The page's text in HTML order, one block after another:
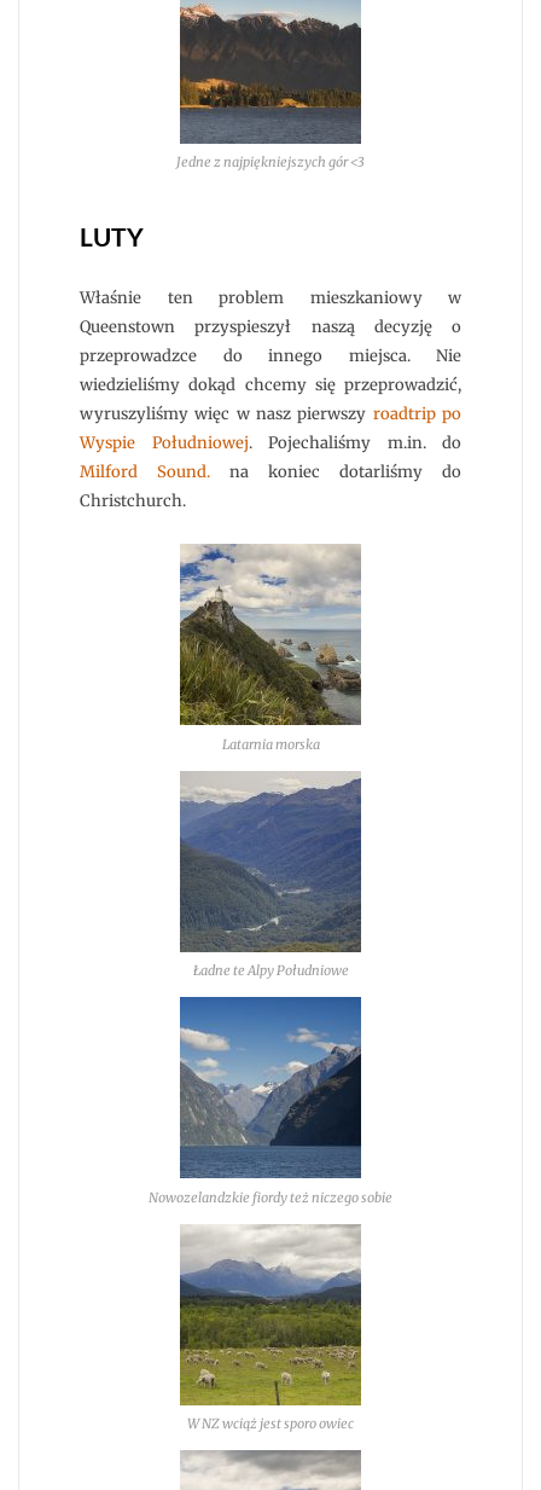
Jedne z najpiękniejszych gór <3
LUTY
Właśnie ten problem mieszkaniowy w
Queenstown przyspieszył naszą decyzję o
przeprowadzce do innego miejsca. Nie
wiedzieliśmy dokąd chcemy się przeprowadzić,
wyruszyliśmy więc w nasz pierwszy roadtrip po
Wyspie Południowej. Pojechaliśmy m.in. do
Milford Sound. na koniec dotarliśmy do
Christchurch.
Latarnia morska
Ładne te Alpy Południowe
Nowozelandzkie fiordy też niczego sobie
W NZ wciąż jest sporo owiec